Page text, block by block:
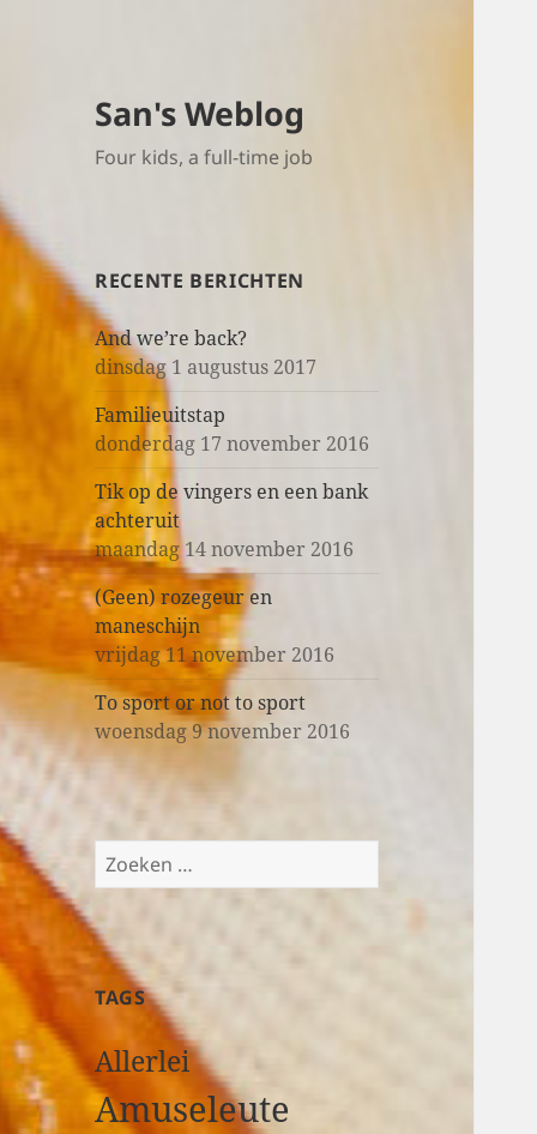
San's Weblog
Four kids, a full-time job
RECENTE BERICHTEN
And we’re back?
dinsdag 1 augustus 2017
Familieuitstap
donderdag 17 november 2016
Tik op de vingers en een bank
achteruit
maandag 14 november 2016
(Geen) rozegeur en
maneschijn
vrijdag 11 november 2016
To sport or not to sport
woensdag 9 november 2016
Z
o
e
k
e
n
a
a
r
TAGS
Allerlei
Amuseleute